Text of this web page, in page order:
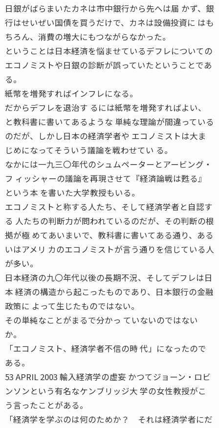
日銀がばらまいたカネは市中銀行から先へは届 かず、銀
行はせいぜい国債を買うだけで、カネは設備投資に はも
ちろん、消費の増大にもつながらなかった。
ということは日本経済を悩ませているデフレについての
エコノミストや日銀の診断が誤っていたということであ
る。
紙幣を増発すればインフレになる。
だからデフレを退治す るには紙幣を増発すればよい、
と教科書に書いてあるような 単純な理論が間違っている
のだが、しかし日本の経済学者や エコノミストは大ま
じめになってそういう議論を戦わせてい る。
なかには一九三〇年代のシュムペーターとアービング・
フ ィッシャーの議論を再現させて『経済論戦は甦る』
という本 を書いた大学教授もいる。
エコノミストと称する人たち、そして経済学者と自認す
る 人たちの判断力が問われているのだが、その判断の根
拠が極 めてあいまいで、教科書に書いてある通り、ある
いはアメリ カのエコノミストが言う通りを信じている人
が多い。
日本経済の九〇年代以後の長期不況、そしてデフレは日
本 経済の構造から起こったものであり、日本銀行の金融
政策に よって生じたものではない。
その単純なことがまるで分かっ ていないのではない
か。
「エコノミスト、経済学者不信の時 代」になったので
ある。
53 APRIL 2003 輸入経済学の虚妄 かつてジョーン・ロビ
ンソンという有名なケンブリッジ大 学の女性教授がこ
う言ったことがある。
「経済学を学ぶのは何のためか？ それは経済学者にだ